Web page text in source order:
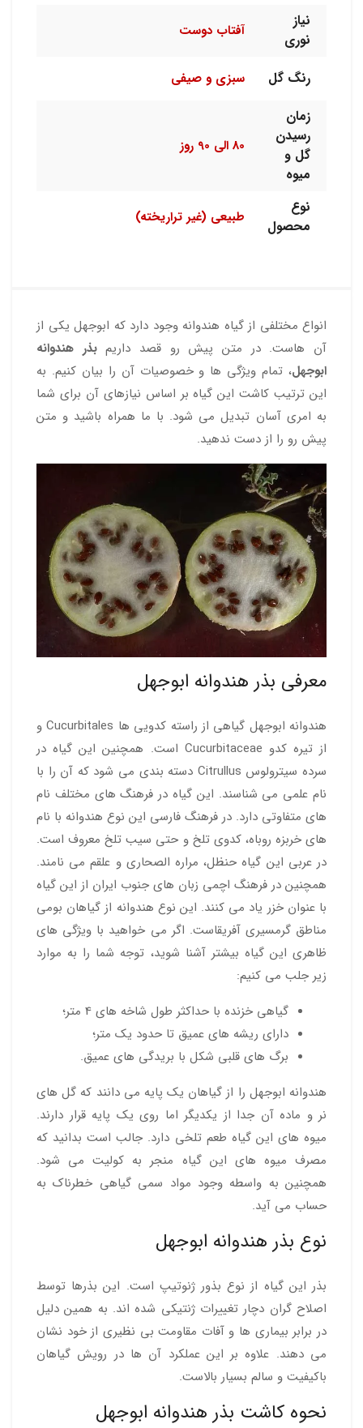
نیاز
نوری
آفتاب دوست
رنگ گل سبزی و صیفی
زمان
رسیدن
گل و
میوه
80 الی 90 روز
نوع
محصول
طبیعی (غیر تراریخته)
انواع مختلفی از گیاه هندوانه وجود دارد که ابوجهل یکی از
آن ها‌ست. در متن پیش رو قصد داریمبذر هندوانه
ابوجهل، تمام ویژگی ها و خصوصیات آن را بیان کنیم. به
این ترتیب کاشت این گیاه بر اساس نیازهای آن برای شما
به امری آسان تبدیل می شود. با ما همراه باشید و متن
پیش رو را از دست ندهید.
معرفی بذر هندوانه ابوجهل
هندوانه ابوجهل گیاهی از راسته کدویی ها Cucurbitales و
از تیره کدو Cucurbitaceae است. همچنین این گیاه در
سرده سیترولوس Citrullus دسته بندی می شود که آن را با
نام علمی می شناسند. این گیاه در فرهنگ های مختلف نام
های متفاوتی دارد. در فرهنگ فارسی این نوع هندوانه با نام
های خربزه روباه، کدوی تلخ و حتی سیب تلخ معروف است.
در عربی این گیاه حنظل، مراره الصحاری و علقم می نامند.
همچنین در فرهنگ اچمی زبان های جنوب ایران از این گیاه
با عنوان خزر یاد می کنند. این نوع هندوانه از گیاهان بومی
مناطق گرمسیری آفریقا‌ست. اگر می خواهید با ویژگی های
ظاهری این گیاه بیشتر آشنا شوید، توجه شما را به موارد
زیر جلب می کنیم:
گیاهی خزنده با حداکثر طول شاخه های 4 متر؛
دارای ریشه های عمیق تا حدود یک متر؛
برگ های قلبی شکل با بریدگی های عمیق.
هندوانه ابوجهل را از گیاهان یک پایه می دانند که گل های
نر و ماده آن جدا از یکدیگر اما روی یک پایه قرار دارند.
میوه های این گیاه طعم تلخی دارد. جالب است بدانید که
مصرف میوه های این گیاه منجر به کولیت می شود.
همچنین به واسطه وجود مواد سمی گیاهی خطرناک به
حساب می آید.
نوع بذر هندوانه ابوجهل
بذر این گیاه از نوع بذور ژنوتیپ است. این بذرها توسط
اصلاح گران دچار تغییرات ژنتیکی شده اند. به همین دلیل
در برابر بیماری ها و آفات مقاومت بی نظیری از خود نشان
می دهند. علاوه بر این عملکرد آن ها در رویش گیاهان
باکیفیت و سالم بسیار بالا‌ست.
نحوه کاشت بذر هندوانه ابوجهل